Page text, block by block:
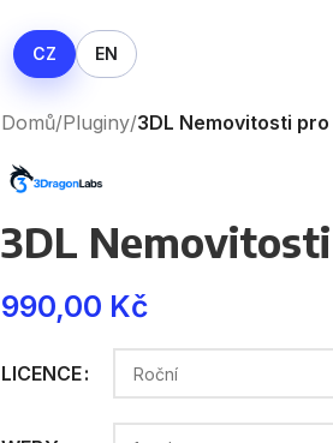
CZ EN
Domů/Pluginy/3DL Nemovitosti
3DL
990,00 Kč
LICENCE